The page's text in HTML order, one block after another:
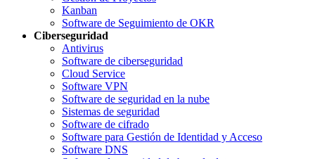
Kanban
Software de Seguimiento de OKR
Ciberseguridad
Antivirus
Software de ciberseguridad
Cloud Service
Software VPN
Software de seguridad en la nube
Sistemas de seguridad
Software de cifrado
Software para Gestión de Identidad y Acceso
Software DNS